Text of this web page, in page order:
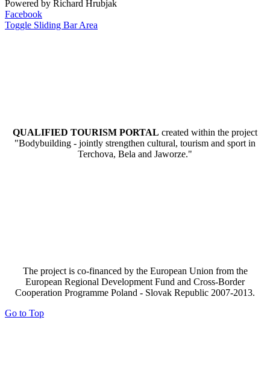
Powered by Richard Hrubjak
Facebook
Toggle Sliding Bar Area
QUALIFIED TOURISM PORTAL created within the project
"Bodybuilding - jointly strengthen cultural, tourism and sport in
Terchova, Bela and Jaworze."
The project is co-financed by the European Union from the
European Regional Development Fund and Cross-Border
Cooperation Programme Poland - Slovak Republic 2007-2013.
Go to Top